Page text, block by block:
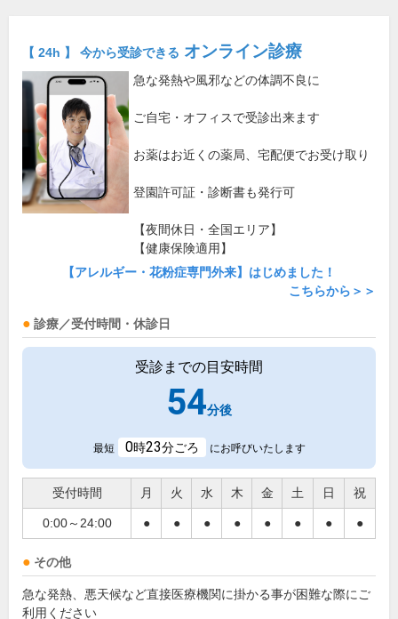
【 24h 】 今から受診できる オンライン診療
急な発熱や風邪などの体調不良に
ご自宅・オフィスで受診出来ます
お薬はお近くの薬局、宅配便でお受け取り
登園許可証・診断書も発行可
【夜間休日・全国エリア】
【健康保険適用】
【アレルギー・花粉症専門外来】はじめました！
こちらから＞＞
診療／受付時間・休診日
受診までの目安時間
54分後
最短 0時23分ごろ にお呼びいたします
受付時間 月 火 水 木 金 土 日 祝
0:00～24:00 ● ● ● ● ● ● ● ●
その他
急な発熱、悪天候など直接医療機関に掛かる事が困難な際にご
利用ください